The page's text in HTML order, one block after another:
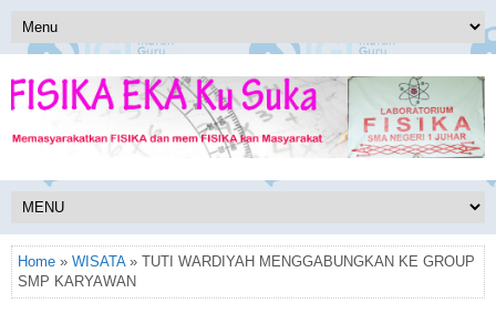
Home » WISATA» TUTI WARDIYAH MENGGABUNGKAN KE GROUP
SMP KARYAWAN